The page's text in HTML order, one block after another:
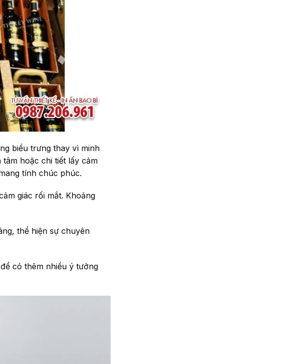
biểu trưng thay vì minh
hoặc chi tiết lấy cảm
tính chúc phúc.
giác rối mắt. Khoảng
thể hiện sự chuyên
có thêm nhiều ý tưởng